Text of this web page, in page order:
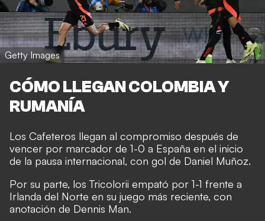
Getty Images
CÓMO LLEGAN COLOMBIA Y
RUMANÍA
Los Cafeteros llegan al compromiso después de
vencer por marcador de 1-0 a España en el inicio
de la pausa internacional, con gol de Daniel Muñoz.
Por su parte, los Tricolorii empató por 1-1 frente a
Irlanda del Norte en su juego más reciente, con
anotación de Dennis Man.